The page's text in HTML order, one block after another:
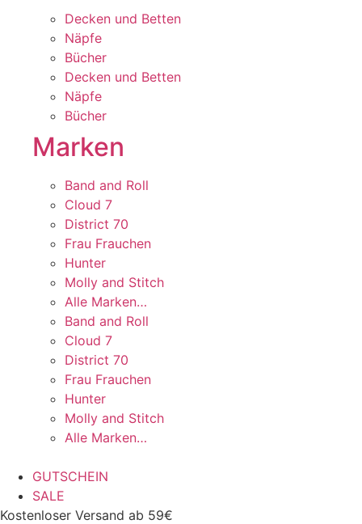
Decken und Betten
Näpfe
Bücher
Decken und Betten
Näpfe
Bücher
Marken
Band and Roll
Cloud 7
District 70
Frau Frauchen
Hunter
Molly and Stitch
Alle Marken…
Band and Roll
Cloud 7
District 70
Frau Frauchen
Hunter
Molly and Stitch
Alle Marken…
GUTSCHEIN
SALE
Kostenloser Versand ab 59€